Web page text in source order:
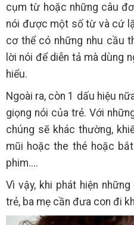
cụm từ hoặc những câu
nói được một số từ và cứ
cơ thể có những nhu cầu
lời nói để diễn tả mà dùng
hiểu.
Ngoài ra, còn 1 dấu hiệu
giọng nói của trẻ. Với
chúng sẽ khác thường,
mũi hoặc the thé hoặc
phim....
Vì vậy, khi phát hiện
trẻ, ba mẹ cần đưa con đi